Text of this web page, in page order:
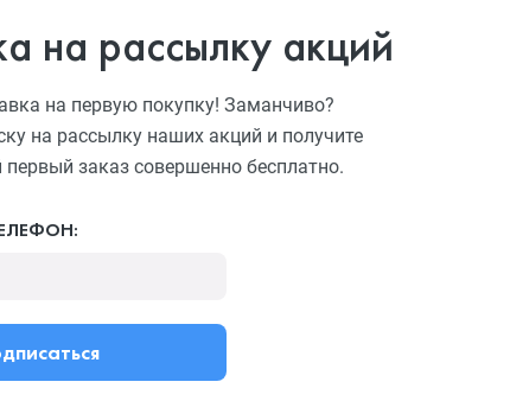
на рассылку акций
на первую покупку! Заманчиво?
на рассылку наших акций и получите
первый заказ совершенно бесплатно.